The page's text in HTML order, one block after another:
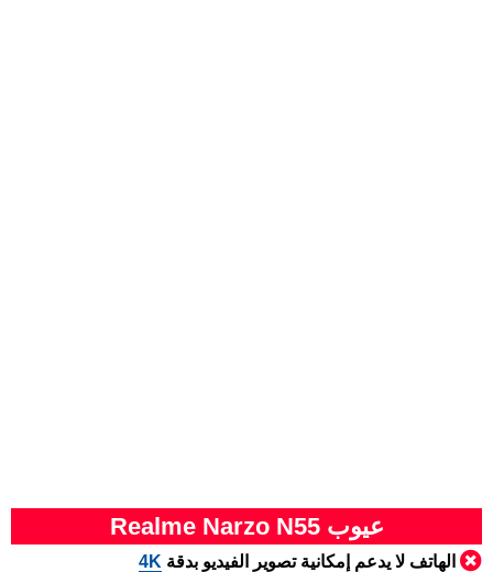
عيوب Realme Narzo N55
الهاتف لا يدعم إمكانية تصوير الفيديو بدقة 4K